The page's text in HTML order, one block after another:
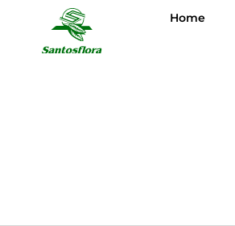
Home